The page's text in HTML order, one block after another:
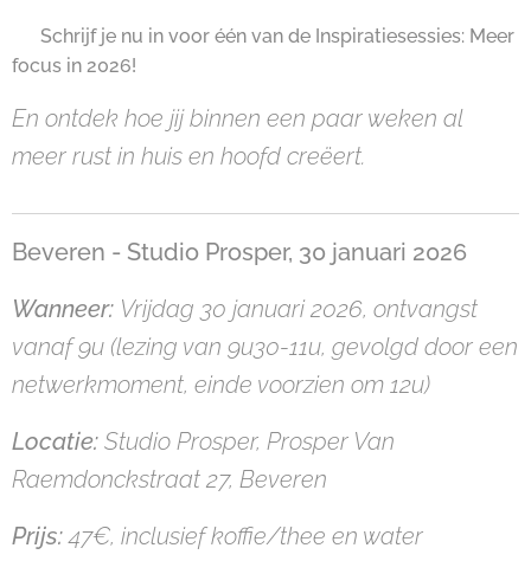
👉 Schrijf je nu in voor één van de Inspiratiesessies: Meer
focus in 2026!
En ontdek hoe jij binnen een paar weken al
meer rust in huis en hoofd creëert.
Beveren - Studio Prosper, 30 januari 2026
Wanneer: Vrijdag 30 januari 2026, ontvangst
vanaf 9u (lezing van 9u30-11u, gevolgd door een
netwerkmoment, einde voorzien om 12u)
Locatie: Studio Prosper, Prosper Van
Raemdonckstraat 27, Beveren
Prijs:47€, inclusief koffie/thee en water